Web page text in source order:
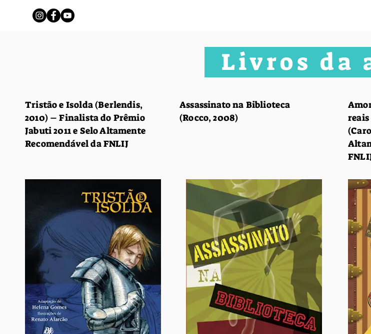
Livros da
Tristão e Isolda (Berlendis,
2010) – Finalista do Prêmio
Jabuti 2011 e Selo Altamente
Recomendável da FNLIJ
Assassinato na Biblioteca
(Rocco, 2008)